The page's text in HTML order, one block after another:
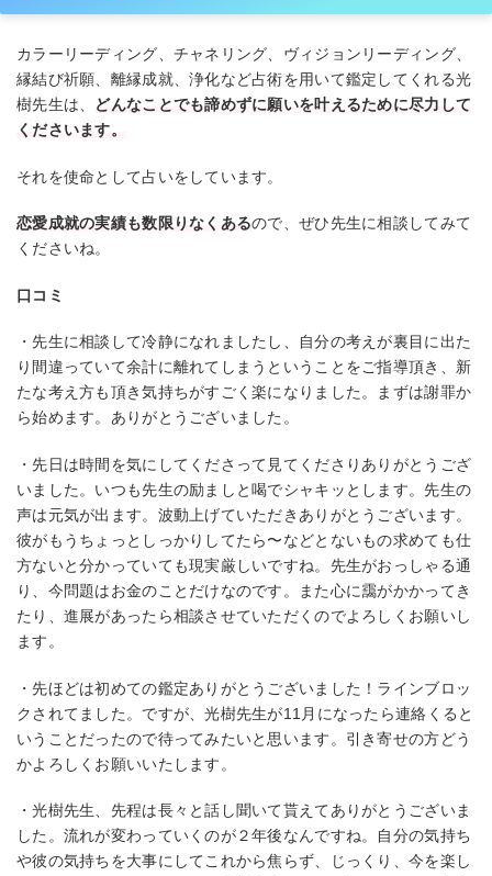
カラーリーディング、チャネリング、ヴィジョンリーディング、
縁結び祈願、離縁成就、浄化など占術を用いて鑑定してくれる光
樹先生は、 どんなことでも諦めずに願いを叶えるために尽力して
くださいます。
それを使命として占いをしています。
恋愛成就の実績も数限りなくあるので、ぜひ先生に相談してみて
くださいね。
口コミ
・先生に相談して冷静になれましたし、自分の考えが裏目に出た
り間違っていて余計に離れてしまうということをご指導頂き、新
たな考え方も頂き気持ちがすごく楽になりました。まずは謝罪か
ら始めます。ありがとうございました。
・先日は時間を気にしてくださって見てくださりありがとうござ
いました。いつも先生の励ましと喝でシャキッとします。先生の
声は元気が出ます。波動上げていただきありがとうございます。
彼がもうちょっとしっかりしてたら〜などとないもの求めても仕
方ないと分かっていても現実厳しいですね。先生がおっしゃる通
り、今問題はお金のことだけなのです。また心に靄がかかってき
たり、進展があったら相談させていただくのでよろしくお願いし
ます。
・先ほどは初めての鑑定ありがとうございました！ラインブロッ
クされてました。ですが、光樹先生が11月になったら連絡くると
いうことだったので待ってみたいと思います。引き寄せの方どう
かよろしくお願いいたします。
・光樹先生、先程は長々と話し聞いて貰えてありがとうございま
した。流れが変わっていくのが２年後なんですね。自分の気持ち
や彼の気持ちを大事にしてこれから焦らず、じっくり、今を楽し